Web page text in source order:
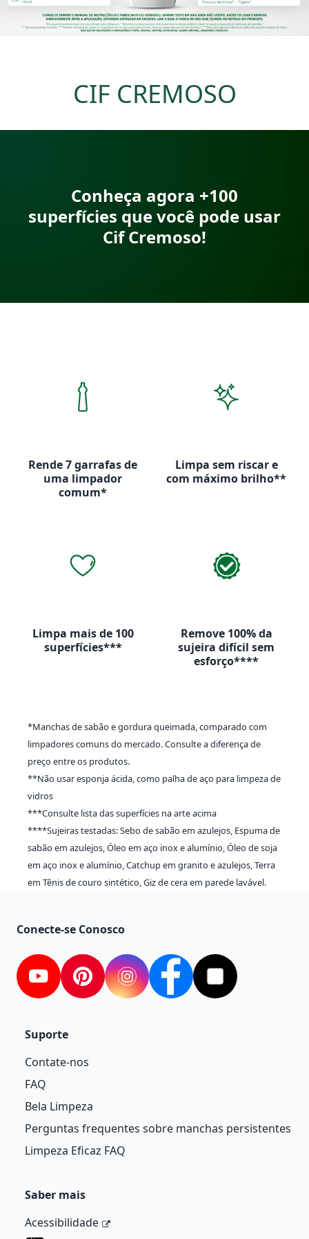
CIF CREMOSO
Conheça agora +100
superfícies que você pode usar
Cif Cremoso!
Rende 7 garrafas de
uma limpador
comum*
Limpa sem riscar e
com máximo brilho**
Limpa mais de 100
superfícies***
Remove 100% da
sujeira difícil sem
esforço****
*Manchas de sabão e gordura queimada, comparado com
limpadores comuns do mercado. Consulte a diferença de
preço entre os produtos.
**Não usar esponja ácida, como palha de aço para limpeza de
vidros
***Consulte lista das superfícies na arte acima
****Sujeiras testadas: Sebo de sabão em azulejos, Espuma de
sabão em azulejos, Óleo em aço inox e alumínio, Óleo de soja
em aço inox e alumínio, Catchup em granito e azulejos, Terra
em Tênis de couro sintético, Giz de cera em parede lavável.
Conecte-se Conosco
youtubePinterestinstagramfacebookTiktok
Suporte
Contate-nos
FAQ
Bela Limpeza
Perguntas frequentes sobre manchas persistentes
Limpeza Eficaz FAQ
Saber mais
Acessibilidade